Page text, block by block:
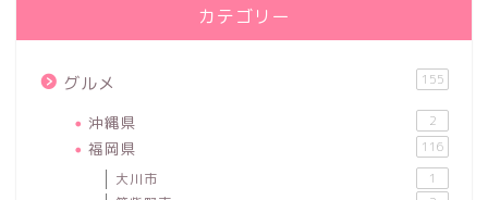
カテゴリー
グルメ 155
沖縄県 2
福岡県 116
大川市 1